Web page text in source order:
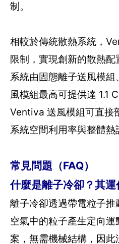
制。
相較於傳統散熱系統，
限制，實現創新的散熱
系統由固態離子送風模
風模組最高可提供達 1.1
Ventiva 送風模組可直接
系統空間利用率與整體熱
常見問題（FAQ）
什麼是離子冷卻？其運
離子冷卻透過帶電粒子
空氣中的粒子產生定向
案，無需機械結構，因此